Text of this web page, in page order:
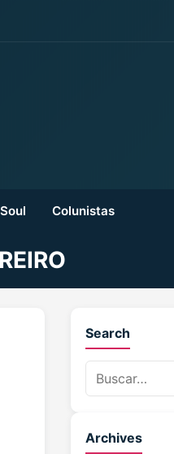
Colunistas
Search
Archives